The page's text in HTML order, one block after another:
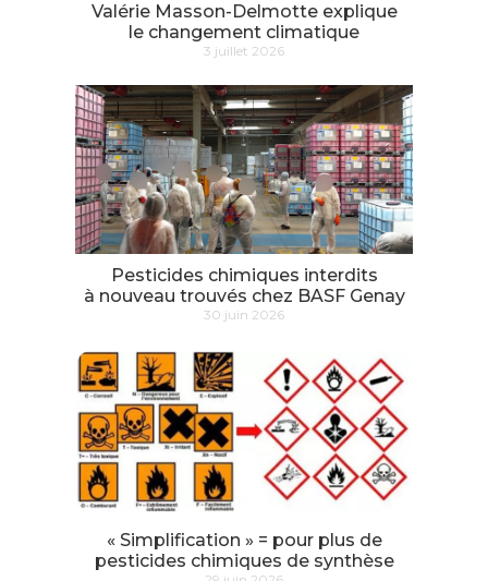
Valérie Masson-Delmotte explique
le changement climatique
3 juillet 2026
Pesticides chimiques interdits
à nouveau trouvés chez BASF Genay
30 juin 2026
« Simplification » = pour plus de
pesticides chimiques de synthèse